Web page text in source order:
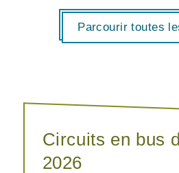
Parcourir toutes
Circuits en bus
2026